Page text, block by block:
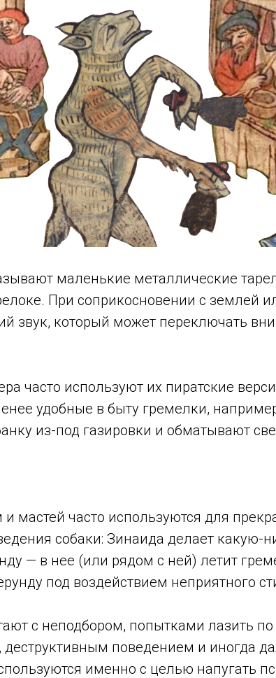
маленькие металлические
При соприкосновении с землей
звук, который может переключать
часто используют их пиратские
удобные в быту гремелки,
из-под газировки и обматывают
мастей часто используются для
собаки: Зинаида делает какую-
— в нее (или рядом с ней) летит
под воздействием неприятного
с неподбором, попытками лазить по
деструктивным поведением и иногда
именно с целью напугать